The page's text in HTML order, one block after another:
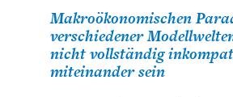
Makroökonomischen
verschiedener
nicht vollständig
miteinander sein